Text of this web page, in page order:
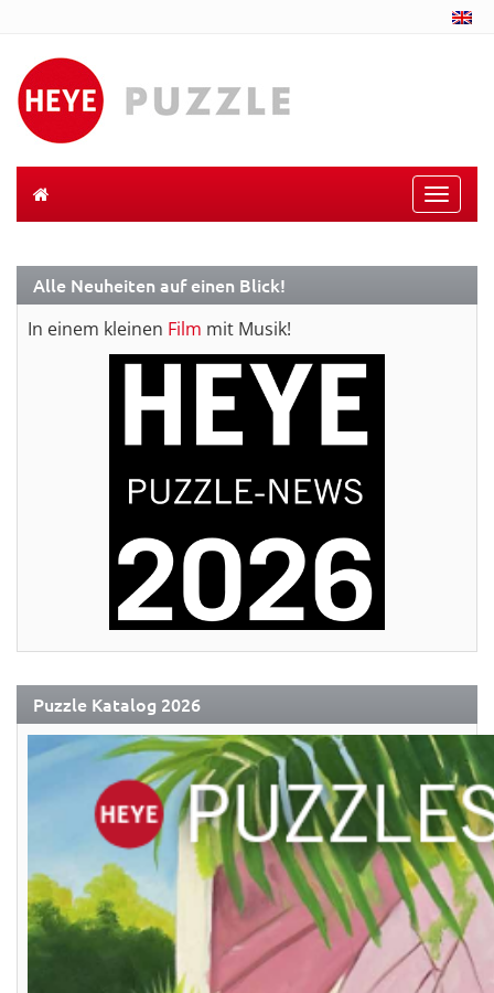
Toggle
Alle Neuheiten auf einen Blick!
In einem kleinen Film mit Musik!
Puzzle Katalog 2026